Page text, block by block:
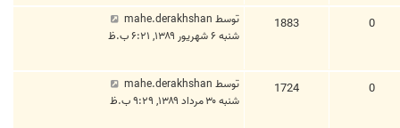
0
1883 توسط mahe.derakhshan
شنبه ۶ شهریور ۱۳۸۹, ۶:۲۱ ب.ظ
0
1724 توسط mahe.derakhshan
شنبه ۳۰ مرداد ۱۳۸۹, ۹:۲۹ ب.ظ